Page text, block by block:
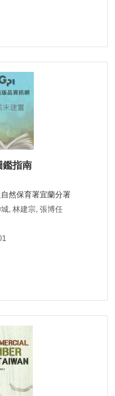
鑑指南
然保育署宜蘭分署
, 林建宗, 張博任